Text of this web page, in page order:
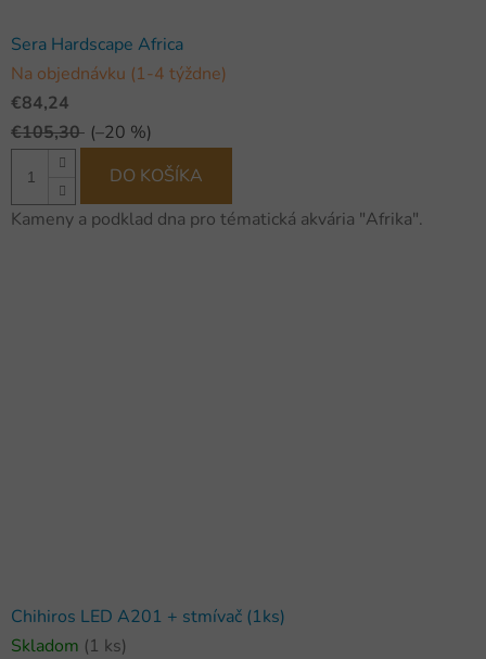
Sera Hardscape Africa
Na objednávku (1-4 týždne)
€84,24
€105,30 (–20 %)
DO KOŠÍKA
Kameny a podklad dna pro tématická akvária "Afrika".
Chihiros LED A201 + stmívač (1ks)
Skladom (1 ks)